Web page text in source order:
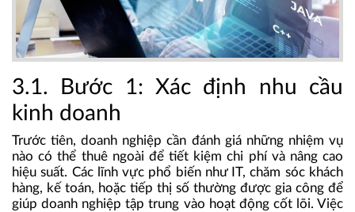
3.1. Bước 1: Xác định nhu cầu
kinh doanh
Trước tiên, doanh nghiệp cần đánh giá những nhiệm vụ
nào có thể thuê ngoài để tiết kiệm chi phí và nâng cao
hiệu suất. Các lĩnh vực phổ biến như IT, chăm sóc khách
hàng, kế toán, hoặc tiếp thị số thường được gia công để
giúp doanh nghiệp tập trung vào hoạt động cốt lõi. Việc